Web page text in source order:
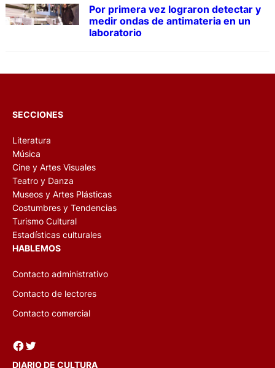
Por primera vez lograron detectar y
medir ondas de antimateria en un
laboratorio
SECCIONES
Literatura
Música
Cine y Artes Visuales
Teatro y Danza
Museos y Artes Plásticas
Costumbres y Tendencias
Turismo Cultural
Estadísticas culturales
HABLEMOS
Contacto administrativo
Contacto de lectores
Contacto comercial
Facebook Twitter
DIARIO DE CULTURA